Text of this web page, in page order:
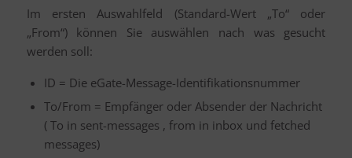
Im ersten Auswahlfeld (Standard-Wert „To“ oder
„From“) können Sie auswählen nach was gesucht
werden soll:
ID = Die eGate-Message-Identifikationsnummer
To/From = Empfänger oder Absender der Nachricht
( To in sent-messages , from in inbox und fetched
messages)